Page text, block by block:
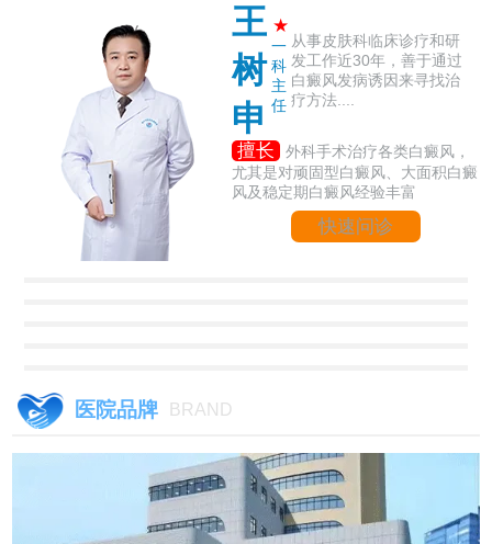
王
树
申
★
一
科
主
任
从事皮肤科临床诊疗和研
发工作近30年，善于通过
白癜风发病诱因来寻找治
疗方法....
擅长
外科手术治疗各类白癜风，
尤其是对顽固型白癜风、大面积白癜
风及稳定期白癜风经验丰富
快速问诊
医院品牌 BRAND